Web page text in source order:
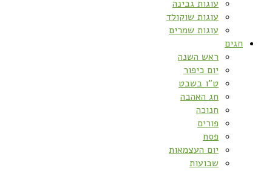
עוגות גבינה
עוגות שוקולד
עוגות שמרים
חגים
ראש השנה
יום כיפור
ט”ו בשבט
חג האהבה
חנוכה
פורים
פסח
יום העצמאות
שבועות